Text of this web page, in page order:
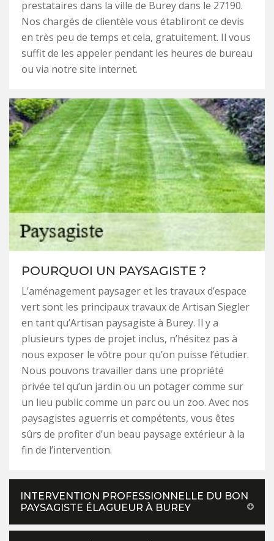
prestataires dans la ville de Burey dans le 27190.
Nos chargés de clientèle vous établiront ce devis
en très peu de temps et cela, gratuitement. Il vous
suffit de les appeler pendant les heures de bureau
ou via notre site internet.
POURQUOI UN PAYSAGISTE ?
L’aménagement paysager et les travaux d’espace
vert sont les principaux travaux de Artisan Siegler
en tant qu’Artisan paysagiste à Burey. Il y a
plusieurs types de projet inclus, n’hésitez pas à
nous exposer le vôtre pour qu’on puisse l’étudier.
Nous pouvons travailler dans une propriété
privée tel qu’un jardin ou un potager comme sur
un lieu public comme un parc ou un zoo. Avec nos
paysagistes aguerris et compétents, vous êtes
sûrs de profiter d’un beau paysage extérieur à la
fin de l’intervention.
INTERVENTION PROFESSIONNELLE DU BON
PAYSAGISTE ÉLAGUEUR À BUREY